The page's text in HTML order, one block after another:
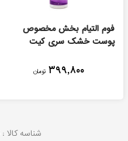
فوم التیام بخش مخصوص
پوست خشک سری کیت
۳۹۹,۸۰۰ تومان
شناسه کالا :